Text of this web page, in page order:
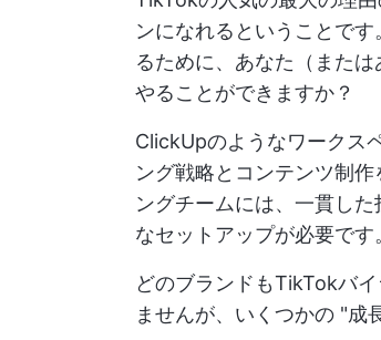
ンになれるということで
るために、あなた（また
やることができますか？
ClickUpのようなワークス
ング戦略とコンテンツ制
ングチームには、一貫し
なセットアップが必要です
どのブランドもTikTokバ
ませんが、いくつかの "成